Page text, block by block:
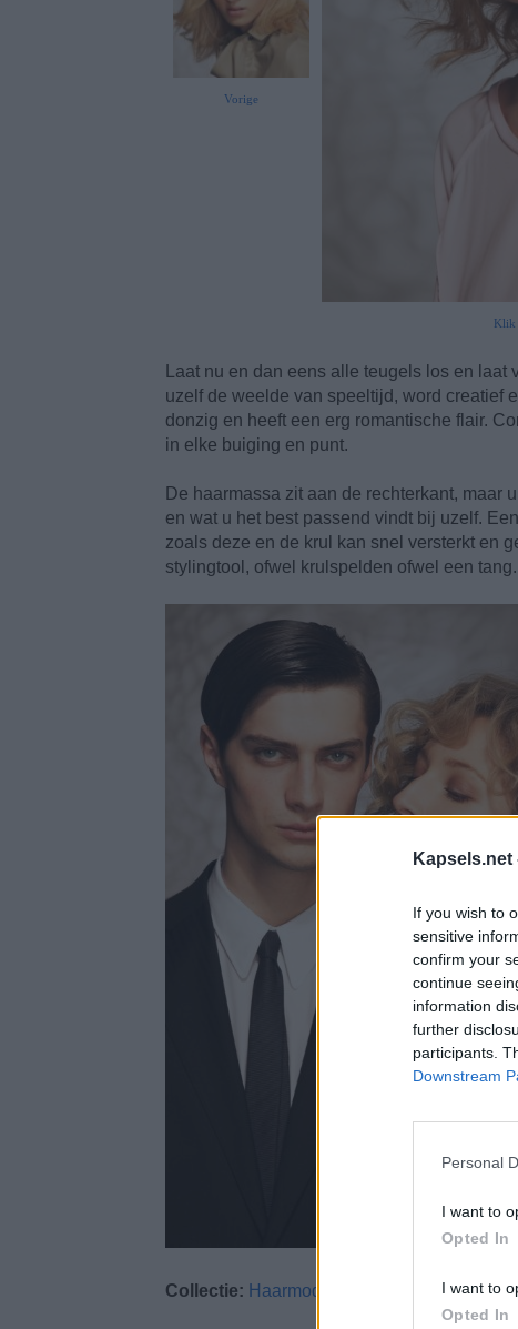
Kapsels.net
If you wish to
sensitive
confirm your
continue
information
further
participants.
Downstream
Personal
I want to
Opted In
I want to
Opted In
Vorige
Laat nu en dan eens alle teugels los en laat
uzelf de weelde van speeltijd, word creatief
donzig en heeft een erg romantische flair.
in elke buiging en punt.
De haarmassa zit aan de rechterkant, maar
en wat u het best passend vindt bij uzelf.
zoals deze en de krul kan snel versterkt en
stylingtool, ofwel krulspelden ofwel een tang.
Collectie: Haarmode 2